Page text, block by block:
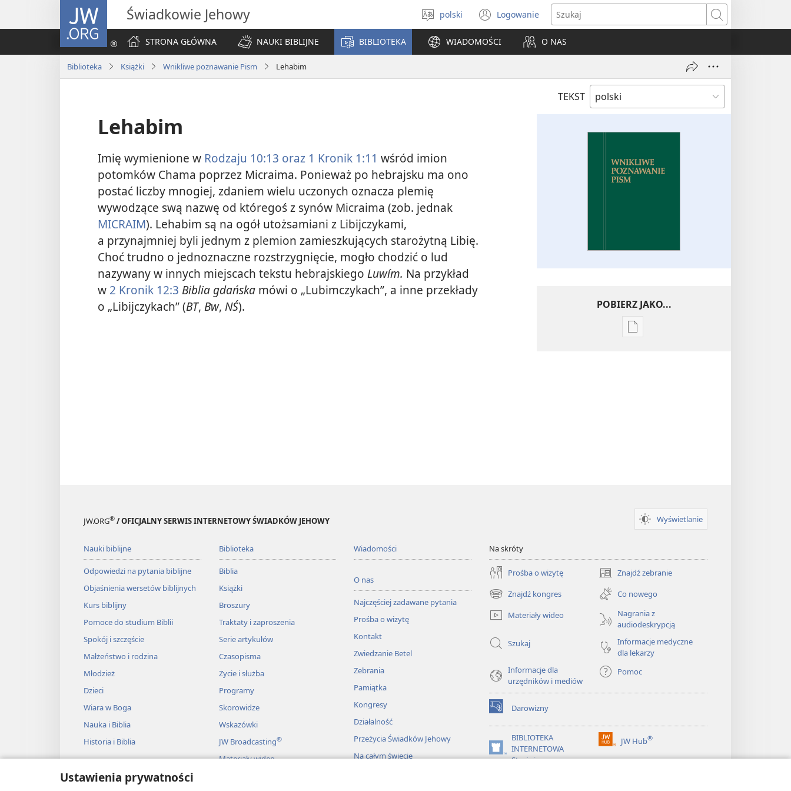
Ustawienia prywatności
JW.ORG Świadkowie Jehowy
Wybór
języka
polski Logowanie
(opens
new
window)
Szukaj
STRONA GŁÓWNA
NAUKI BIBLIJNE BIBLIOTEKA WIADOMOŚCI O NAS
Biblioteka Książki Wnikliwe poznawanie Pism Lehabim
TEKST
Lehabim
Imię wymienione w Rodzaju 10:13 oraz 1 Kronik 1:11 wśród imion
potomków Chama poprzez Micraima. Ponieważ po hebrajsku ma ono
postać liczby mnogiej, zdaniem wielu uczonych oznacza plemię
wywodzące swą nazwę od któregoś z synów Micraima (zob. jednak
MICRAIM). Lehabim są na ogół utożsamiani z Libijczykami,
a przynajmniej byli jednym z plemion zamieszkujących starożytną Libię.
Choć trudno o jednoznaczne rozstrzygnięcie, mogło chodzić o lud
nazywany w innych miejscach tekstu hebrajskiego Luwím. Na przykład
w 2 Kronik 12:3 Biblia gdańska mówi o „Lubimczykach”, a inne przekłady
o „Libijczykach” (BT, Bw, NŚ). POBIERZ JAKO...
Ustawienia
JW.ORG® / OFICJALNY SERWIS INTERNETOWY ŚWIADKÓW JEHOWY Wyświetlanie
Nauki biblijne
Odpowiedzi na pytania biblijne
Objaśnienia wersetów biblijnych
Kurs biblijny
Pomoce do studium Biblii
Spokój i szczęście
Małżeństwo i rodzina
Młodzież
Dzieci
Wiara w Boga
Nauka i Biblia
Historia i Biblia
Biblioteka
Biblia
Książki
Broszury
Traktaty i zaproszenia
Serie artykułów
Czasopisma
Życie i służba
Programy
Skorowidze
Wskazówki
JW Broadcasting®
Materiały wideo
Wiadomości
O nas
Najczęściej zadawane pytania
Prośba o wizytę
Kontakt
Zwiedzanie Betel
Zebrania
Pamiątka
Kongresy
Działalność
Przeżycia Świadków Jehowy
Na całym świecie
Na skróty
Prośba o wizytę Znajdź zebranie
(opens
new
window)
Znajdź kongres
(opens
new
window)
Co nowego
Materiały wideo
Nagrania z
audiodeskrypcją
Szukaj
Informacje medyczne
dla lekarzy
Informacje dla
urzędników i mediów
Pomoc
Darowizny
(opens
new
window)BIBLIOTEKA
INTERNETOWA
Strażnicy
(opens
JW Hub®
(opens
new